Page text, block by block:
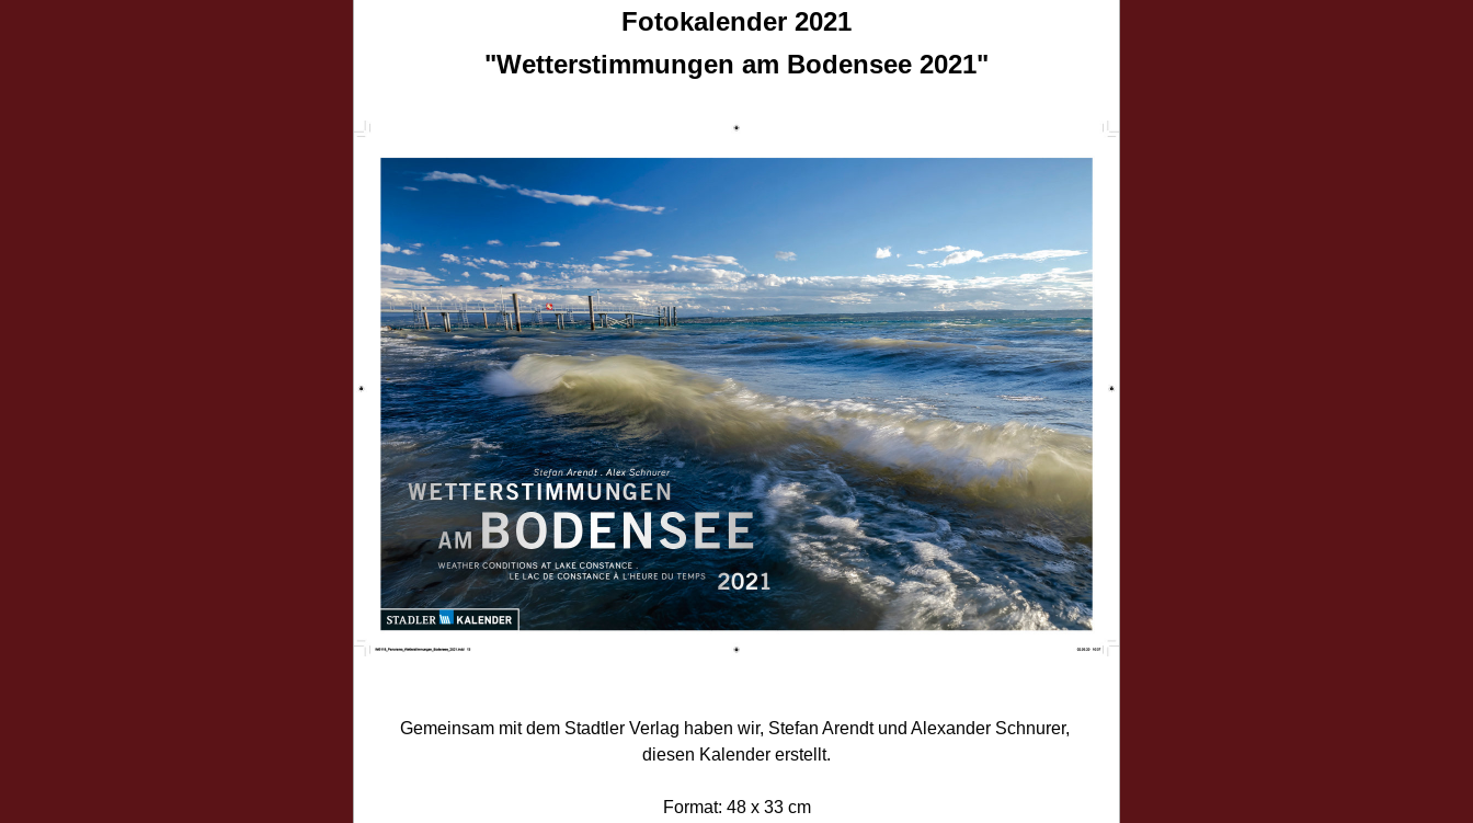
Fotokalender 2021
"Wetterstimmungen am Bodensee 2021"
Gemeinsam mit dem Stadtler Verlag haben wir, Stefan Arendt und Alexander Schnurer,
diesen Kalender erstellt.
Format: 48 x 33 cm